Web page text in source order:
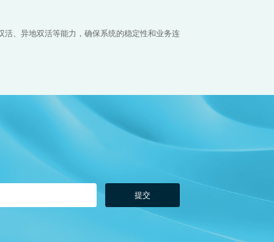
活、异地双活等能力，确保系统的稳定性和业务连
提交